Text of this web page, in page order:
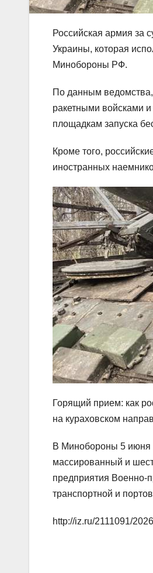
Российская армия за
Украины, которая
Минобороны РФ.
По данным ведомства,
ракетными войсками
площадкам запуска
Кроме того,
иностранных
Горящий прием: как
на кураховском
В Минобороны 5 июня
массированный и
предприятия Военно-
транспортной и
http://iz.ru/2111091/